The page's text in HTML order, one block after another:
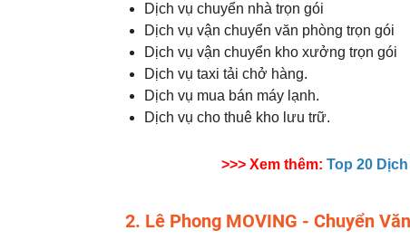
Dịch vụ chuyển nhà trọn gói
Dịch vụ vận chuyển văn phòng trọn gói
Dịch vụ vận chuyển kho xưởng trọn gói
Dịch vụ taxi tải chở hàng.
Dịch vụ mua bán máy lạnh.
Dịch vụ cho thuê kho lưu trữ.
>>> Xem thêm: Top 20
2. Lê Phong MOVING - Chuyển